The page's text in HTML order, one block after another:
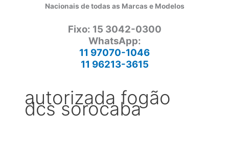
Nacionais de todas as Marcas e Modelos
Fixo: 15 3042-0300
WhatsApp:
11 97070-1046
11 96213-3615
autorizada fogão
dcs sorocaba